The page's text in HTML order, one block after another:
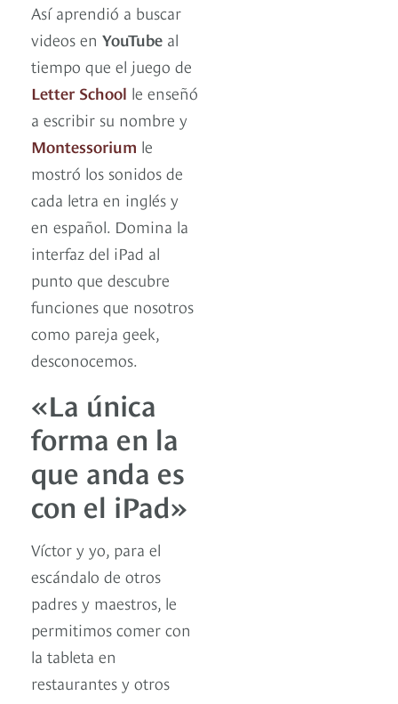
Así aprendió a buscar
videos en YouTube al
tiempo que el juego de
Letter School le enseñó
a escribir su nombre y
Montessorium le
mostró los sonidos de
cada letra en inglés y
en español. Domina la
interfaz del iPad al
punto que descubre
funciones que nosotros
como pareja geek,
desconocemos.
«La única
forma en la
que anda es
con el iPad»
Víctor y yo, para el
escándalo de otros
padres y maestros, le
permitimos comer con
la tableta en
restaurantes y otros